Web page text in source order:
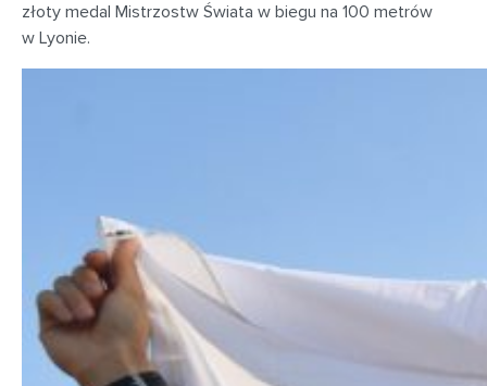
złoty medal Mistrzostw Świata w biegu na 100 metrów
w Lyonie.